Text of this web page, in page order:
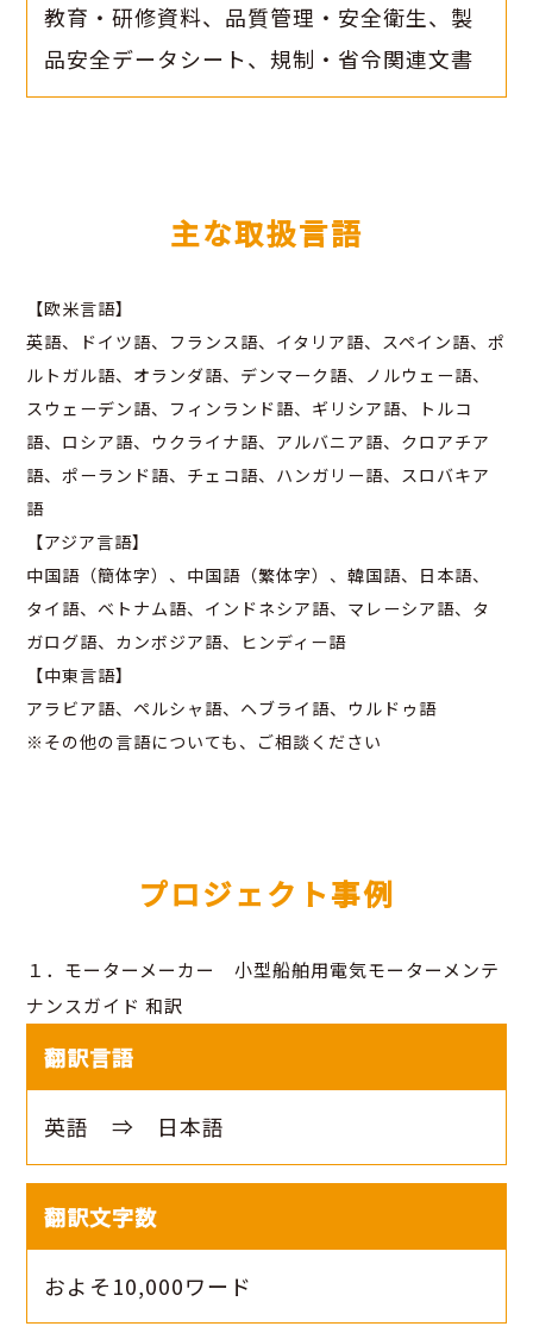
教育・研修資料、品質管理・安全衛生、製
品安全データシート、規制・省令関連文書
主な取扱言語
【欧米言語】
英語、ドイツ語、フランス語、イタリア語、スペイン語、ポ
ルトガル語、オランダ語、デンマーク語、ノルウェー語、
スウェーデン語、フィンランド語、ギリシア語、トルコ
語、ロシア語、ウクライナ語、アルバニア語、クロアチア
語、ポーランド語、チェコ語、ハンガリー語、スロバキア
語
【アジア言語】
中国語（簡体字）、中国語（繁体字）、韓国語、日本語、
タイ語、ベトナム語、インドネシア語、マレーシア語、タ
ガログ語、カンボジア語、ヒンディー語
【中東言語】
アラビア語、ペルシャ語、ヘブライ語、ウルドゥ語
※その他の言語についても、ご相談ください
プロジェクト事例
１．モーターメーカー 小型船舶用電気モーターメンテ
ナンスガイド 和訳
翻訳言語
英語 ⇒ 日本語
翻訳文字数
およそ10,000ワード